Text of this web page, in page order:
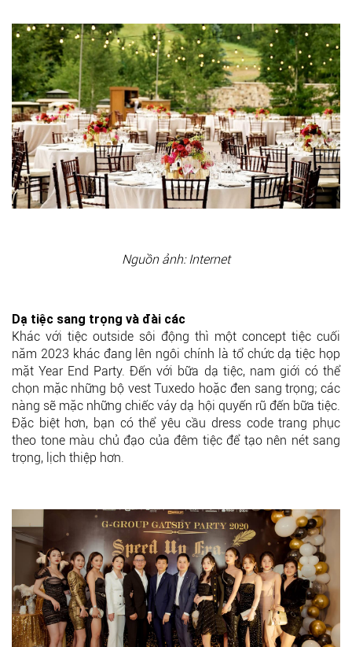
Nguồn ảnh: Internet
Dạ tiệc sang trọng và đài các
Khác với tiệc outside sôi động thì một concept tiệc cuối
năm 2023 khác đang lên ngôi chính là tổ chức dạ tiệc họp
mặt Year End Party. Đến với bữa dạ tiệc, nam giới có thể
chọn mặc những bộ vest Tuxedo hoặc đen sang trọng; các
nàng sẽ mặc những chiếc váy dạ hội quyến rũ đến bữa tiệc.
Đặc biệt hơn, bạn có thể yêu cầu dress code trang phục
theo tone màu chủ đạo của đêm tiệc để tạo nên nét sang
trọng, lịch thiệp hơn.